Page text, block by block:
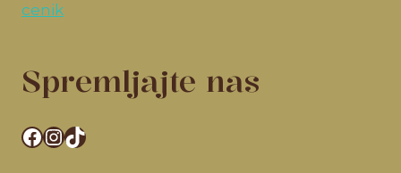
cenik
Spremljajte nas
Facebook
Instagram
TikTok